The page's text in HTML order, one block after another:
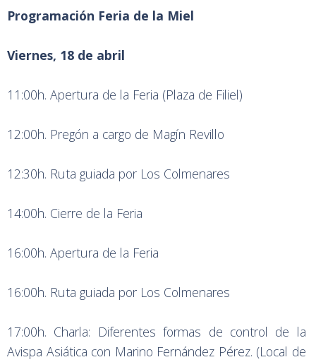
Programación Feria de la Miel
Viernes, 18 de abril
11:00h. Apertura de la Feria (Plaza de Filiel)
12:00h. Pregón a cargo de Magín Revillo
12:30h. Ruta guiada por Los Colmenares
14:00h. Cierre de la Feria
16:00h. Apertura de la Feria
16:00h. Ruta guiada por Los Colmenares
17:00h. Charla: Diferentes formas de control de la
Avispa Asiática con Marino Fernández Pérez. (Local de